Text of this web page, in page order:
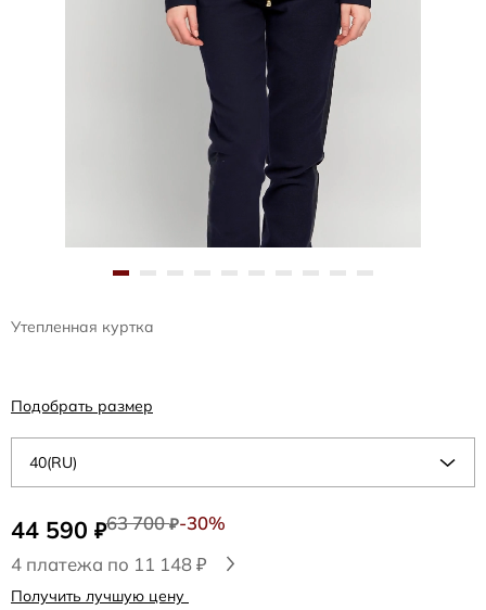
Утепленная куртка
44 590 ₽63 700₽-30%
4 платежа по 11 148 ₽
Получить лучшую цену
40(RU)
Подобрать размер